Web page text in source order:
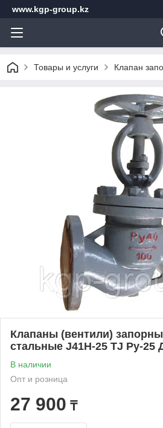
www.kgp-group.kz
Товары и услуги Клапан
Клапаны (вентили)
стальные J41H-25 TJ Ру-25
В наличии
Опт и розница
27 900 ₸